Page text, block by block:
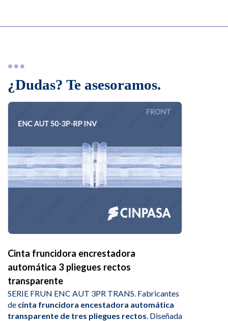
¿Dudas? Te asesoramos.
Cinta fruncidora encrestadora
automática 3 pliegues rectos
transparente
SERIE FRUN ENC AUT 3PR TRANS. Fabricantes
de cinta fruncidora encestadora automática
transparente de tres pliegues rectos . Diseñada